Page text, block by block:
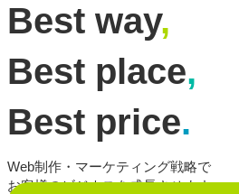
Best way,
Best place,
Best price.
Web制作・マーケティング戦略で
お客様のビジネスを成長させます。